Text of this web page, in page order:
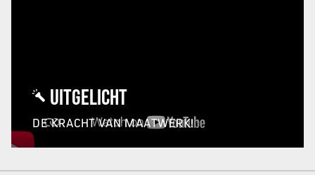
UITGELICHT
DE KRACHT VAN MAATWERK!